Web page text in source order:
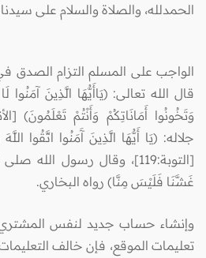
الحمدلله، والصلاة والسلام على
الواجب على المسلم التزام الصدق
قال الله تعالى: (يَاأَيُّهَا الَّذِينَ آمَنُوا
جلاله: (يَا أَيُّهَا الَّذِينَ آَمَنُوا اتَّقُوا
[التوبة:119]، وقال رسول
غَشَّنَا فَلَيْسَ مِنَّا) رواه البخاري.
وإنشاء حساب جديد لنفس المشتري
تعليمات الموقع، فإن خالف